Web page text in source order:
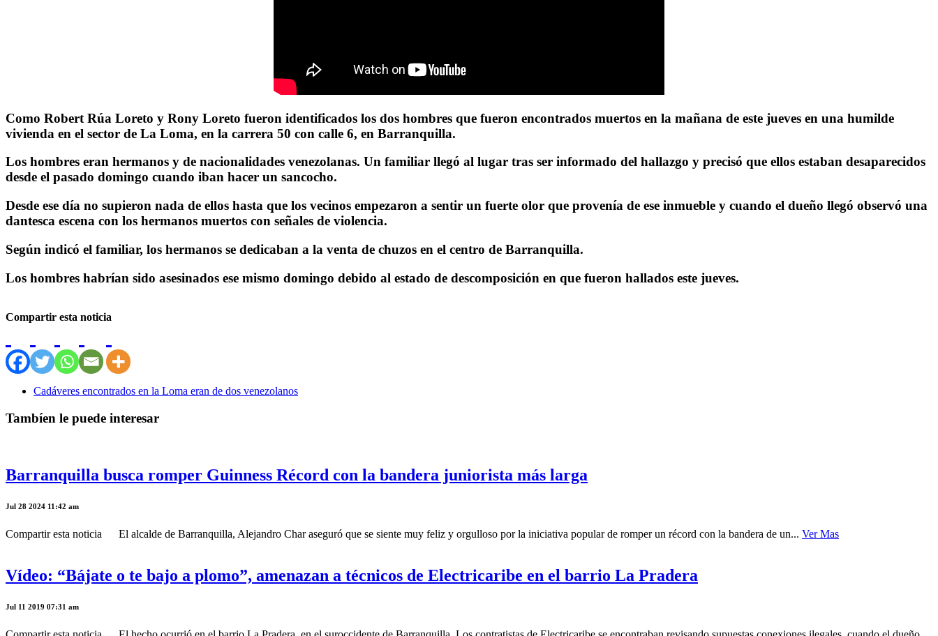
Como Robert Rúa Loreto y Rony Loreto fueron identificados los dos hombres que fueron encontrados muertos en la mañana de este jueves en una humilde
vivienda en el sector de La Loma, en la carrera 50 con calle 6, en Barranquilla.
Los hombres eran hermanos y de nacionalidades venezolanas. Un familiar llegó al lugar tras ser informado del hallazgo y precisó que ellos estaban desaparecidos
desde el pasado domingo cuando iban hacer un sancocho.
Desde ese día no supieron nada de ellos hasta que los vecinos empezaron a sentir un fuerte olor que provenía de ese inmueble y cuando el dueño llegó observó una
dantesca escena con los hermanos muertos con señales de violencia.
Según indicó el familiar, los hermanos se dedicaban a la venta de chuzos en el centro de Barranquilla.
Los hombres habrían sido asesinados ese mismo domingo debido al estado de descomposición en que fueron hallados este jueves.
Compartir esta noticia
Cadáveres encontrados en la Loma eran de dos venezolanos
Tambíen le puede interesar
Barranquilla busca romper Guinness Récord con la bandera juniorista más larga
Jul 28 2024 11:42 am
Compartir esta noticia El alcalde de Barranquilla, Alejandro Char aseguró que se siente muy feliz y orgulloso por la iniciativa popular de romper un récord con la bandera de un... Ver Mas
Vídeo: “Bájate o te bajo a plomo”, amenazan a técnicos de Electricaribe en el barrio La Pradera
Jul 11 2019 07:31 am